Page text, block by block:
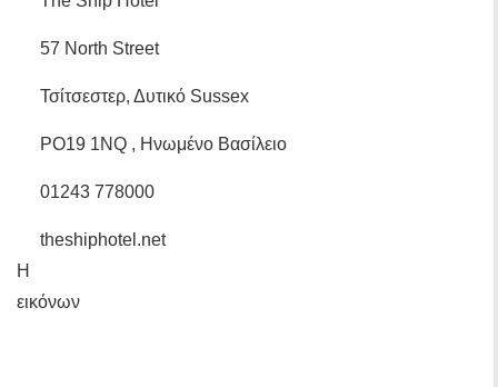
57 North Street
Τσίτσεστερ, Δυτικό Sussex
PO19 1NQ , Ηνωμένο Βασίλειο
01243 778000
theshiphotel.net
Η
εικόνων